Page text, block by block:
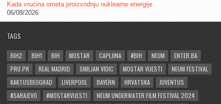
Kada vrućina ometa proizvodnju nuklearne energije
06/08/2026
TAGS
BIH2 BIH1 BIH MOSTAR CAPLJINA #BIH NEUM
ENTER.BA
PRO.PR
REAL MADRID SMILJAN VIDIC MOSTAR VIJESTI
NEUM FESTIVAL
KAKTUSBEOGRAD
LIVERPOOL BAYERN HRVATSKA
JUVENTUS
#SARAJEVO
#MOSTARVIJESTI
NEUM UNDERWATER FILM FESTIVAL 2024